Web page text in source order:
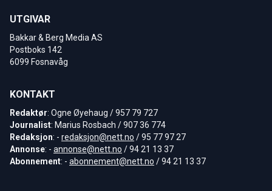
UTGIVAR
Bakkar & Berg Media AS
Postboks 142
6099 Fosnavåg
KONTAKT
Redaktør: Ogne Øyehaug / 957 79 727
Journalist: Marius Rosbach / 907 36 774
Redaksjon: - redaksjon@nett.no / 95 77 97 27
Annonse: - annonse@nett.no / 94 21 13 37
Abonnement: - abonnement@nett.no / 94 21 13 37